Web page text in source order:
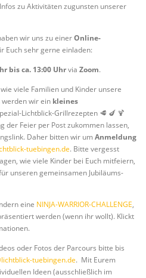
zu Aktivitäten zugunsten unserer
wir uns zu einerOnline-
Euch sehr gerne einladen:
bis ca. 13:00 Uhrvia Zoom.
viele Familien und Kinder unsere
werden wir ein kleines
Lichtblick-Grillrezepten 🥩 🍆 🍹
der Feier per Post zukommen lassen,
Daher bitten wir umAnmeldung
tuebingen.de. Bitte vergesst
wie viele Kinder bei Euch mitfeiern,
unseren gemeinsamen Jubiläums-
eine NINJA-WARRIOR-CHALLENGE,
werden (wenn ihr wollt). Klickt
oder Fotos der Parcours bitte bis
tuebingen.de. Mit Eurem
Ideen (ausschließlich im